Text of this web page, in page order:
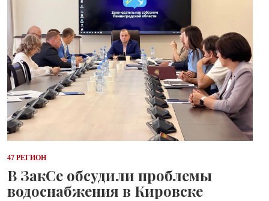
47 РЕГИОН
В ЗакСе обсудили проблемы
водоснабжения в Кировске